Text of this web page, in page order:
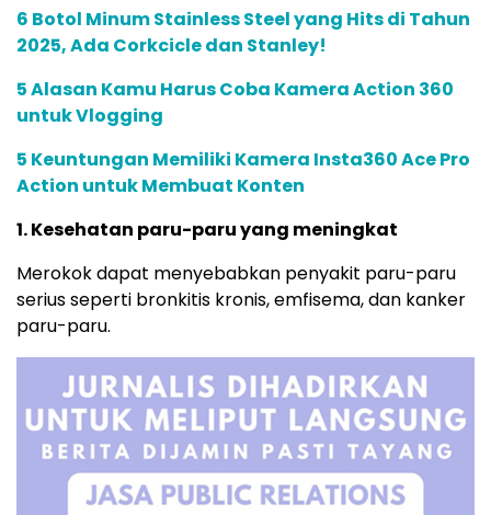
6 Botol Minum Stainless Steel yang Hits di Tahun
2025, Ada Corkcicle dan Stanley!
5 Alasan Kamu Harus Coba Kamera Action 360
untuk Vlogging​
5 Keuntungan Memiliki Kamera Insta360 Ace Pro
Action untuk Membuat Konten
1. Kesehatan paru-paru yang meningkat
Merokok dapat menyebabkan penyakit paru-paru
serius seperti bronkitis kronis, emfisema, dan kanker
paru-paru.